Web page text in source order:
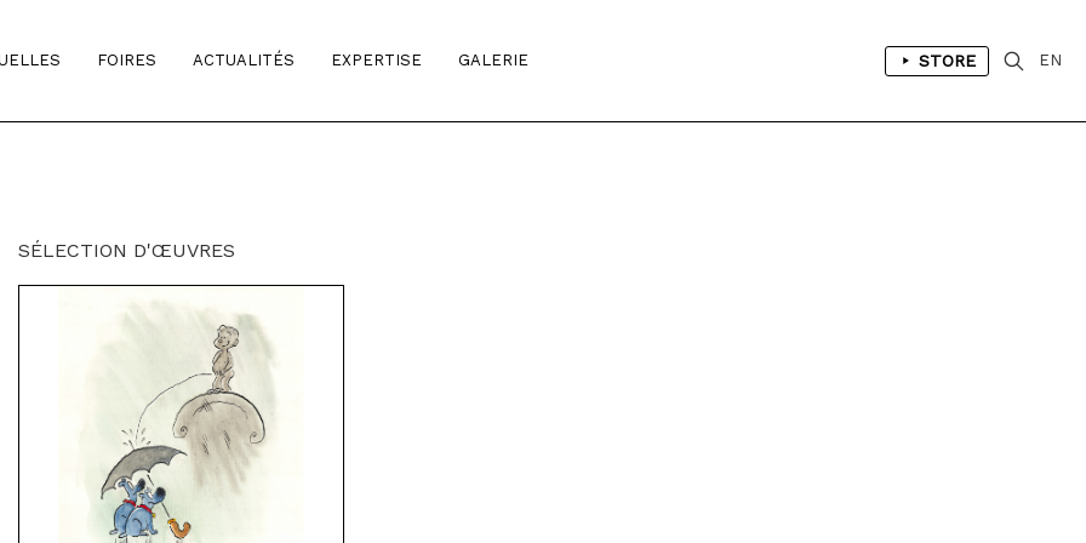
FOIRES ACTUALITÉS EXPERTISE GALERIE STORE EN
SÉLECTION D'ŒUVRES